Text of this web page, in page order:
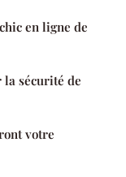
en ligne de
la sécurité de
votre